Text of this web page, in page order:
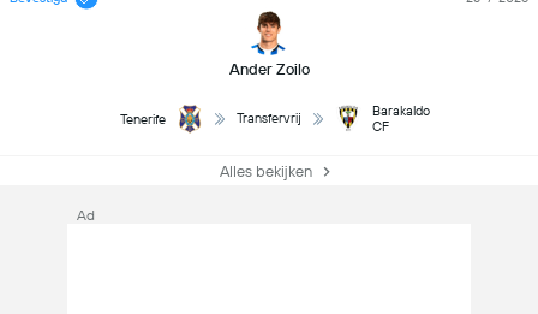
Ander Zoilo
Tenerife Transfervrij
Barakaldo
CF
Alles bekijken
Ad